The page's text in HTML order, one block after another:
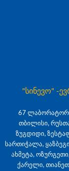
"სინევო" -
67
თბილისი,
ზუგდიდი,
სართიჭალა,
ახმეტა,
ქარელი,